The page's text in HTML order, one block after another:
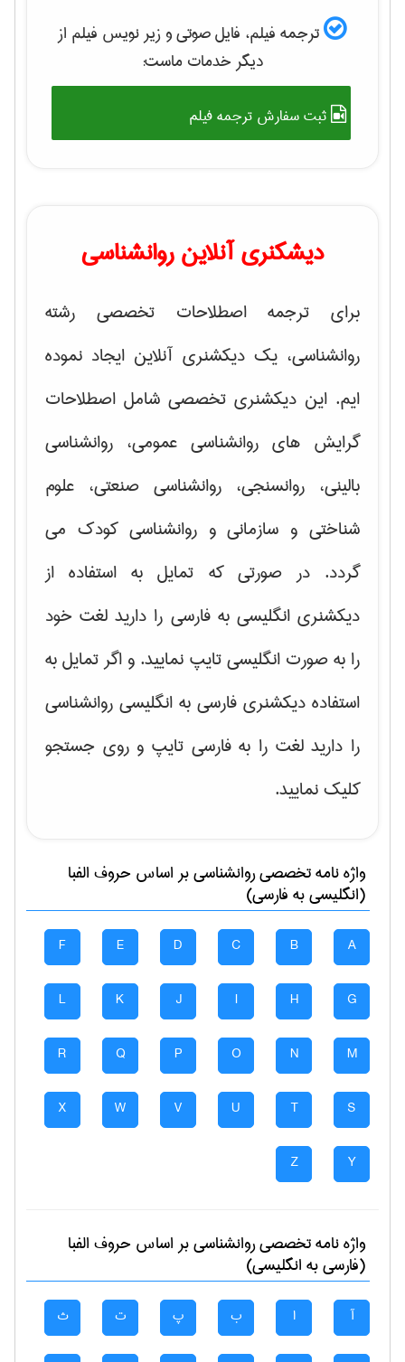
ترجمه فیلم، فایل صوتی و زیر نویس فیلم از
دیگر خدمات ماست:
ثبت سفارش ترجمه فیلم
دیشکنری آنلاین روانشناسی
برای ترجمه اصطلاحات تخصصی رشته
روانشناسی، یک دیکشنری آنلاین ایجاد نموده
ایم. این دیکشنری تخصصی شامل اصطلاحات
گرایش های روانشناسی عمومی، روانشناسی
بالینی، روانسنجی، روانشناسی صنعتی، علوم
شناختی و سازمانی و روانشناسی کودک می
گردد. در صورتی که تمایل به استفاده از
دیکشنری انگلیسی به فارسی را دارید لغت خود
را به صورت انگلیسی تایپ نمایید. و اگر تمایل به
استفاده دیکشنری فارسی به انگلیسی روانشناسی
را دارید لغت را به فارسی تایپ و روی جستجو
کلیک نمایید.
واژه نامه تخصصیروانشناسیبر اساس حروف الفبا
(انگلیسی به فارسی)
A
B
C
D
E
F
G
H
I
J
K
L
M
N
O
P
Q
R
S
T
U
V
W
X
Y
Z
واژه نامه تخصصیروانشناسیبر اساس حروف الفبا
(فارسی به انگلیسی)
آ ا ب پ ت ث